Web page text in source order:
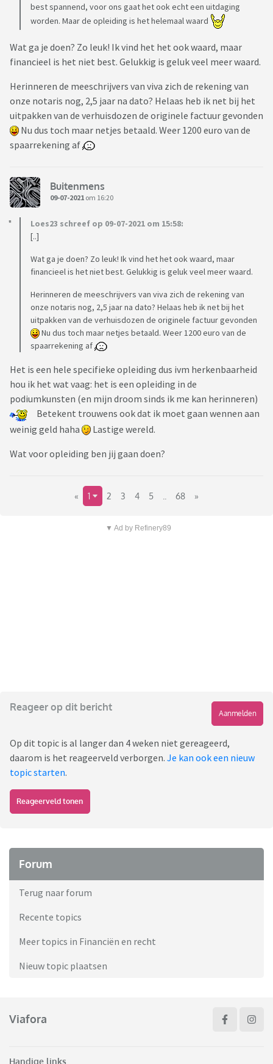
best spannend, voor ons gaat het ook echt een uitdaging
worden. Maar de opleiding is het helemaal waard
Wat ga je doen? Zo leuk! Ik vind het het ook waard, maar
financieel is het niet best. Gelukkig is geluk veel meer waard.
Herinneren de meeschrijvers van viva zich de rekening van
onze notaris nog, 2,5 jaar na dato? Helaas heb ik net bij het
uitpakken van de verhuisdozen de originele factuur gevonden
Nu dus toch maar netjes betaald. Weer 1200 euro van de
spaarrekening af
Buitenmens
09-07-2021 om 16:20
Loes23 schreef op 09-07-2021 om 15:58:
[..]
Wat ga je doen? Zo leuk! Ik vind het het ook waard, maar
financieel is het niet best. Gelukkig is geluk veel meer waard.
Herinneren de meeschrijvers van viva zich de rekening van
onze notaris nog, 2,5 jaar na dato? Helaas heb ik net bij het
uitpakken van de verhuisdozen de originele factuur gevonden
Nu dus toch maar netjes betaald. Weer 1200 euro van de
spaarrekening af
Het is een hele specifieke opleiding dus ivm herkenbaarheid
hou ik het wat vaag: het is een opleiding in de
podiumkunsten (en mijn droom sinds ik me kan herinneren)
Betekent trouwens ook dat ik moet gaan wennen aan
weinig geld haha
Lastige wereld.
Wat voor opleiding ben jij gaan doen?
« 1 2 3 4 5 68 »
▼ Ad by Refinery89
Reageer op dit bericht
Aanmelden
Op dit topic is al langer dan 4 weken niet gereageerd,
daarom is het reageerveld verborgen. Je kan ook een nieuw
topic starten.
Reageerveld tonen
Forum
Terug naar forum
Recente topics
Meer topics in Financiën en recht
Nieuw topic plaatsen
Viafora
Handige links